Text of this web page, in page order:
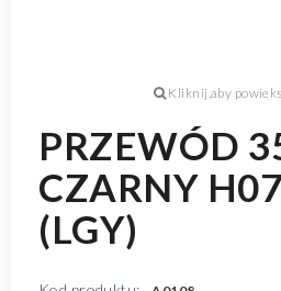
PRZEWÓD
CZARNY
(LGY)